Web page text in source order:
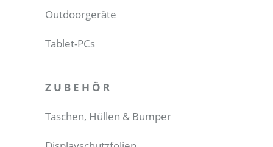
Outdoorgeräte
Tablet-PCs
Z U B E H Ö R
Taschen, Hüllen & Bumper